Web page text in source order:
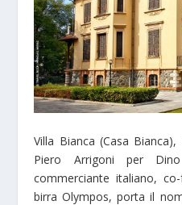
Villa Bianca (Casa
Piero Arrigoni per Dino
commerciante italiano,
birra Olympos, porta il